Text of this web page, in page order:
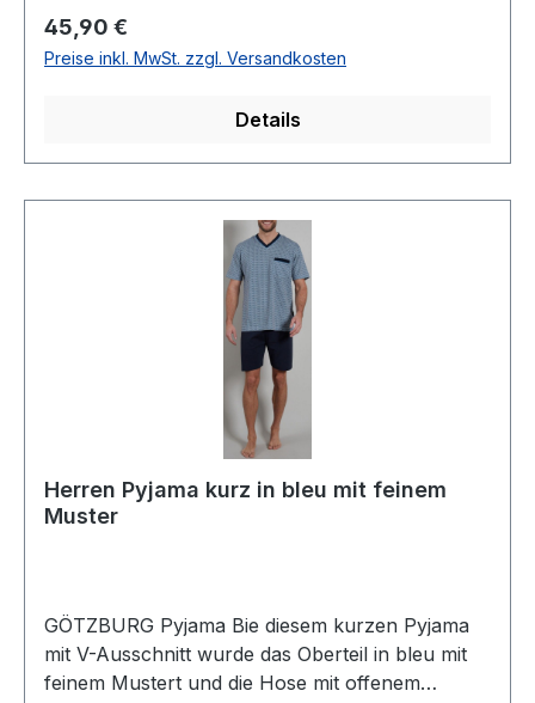
Ansprüche an Qualität und PassformUVP=49,99
/ UNSER PREIS=45,90 (ohne Übergröße)Dieser
Artikel ist aus hygienischen Gründen vom
meliertFarbe Hose: Uni BlauAusschnitt:
RundPassform: NormalMit BrusttascheOhne
BeinabschlussTrocknergeeignet100 %
Baumwolle Single JerseyKLIMA
AKTIVVerpackung: Polybeutel60°
waschbarArtikel Nr.: 451840Farbe: 0621
Regulärer Preis:
45,90 €
Preise inkl. MwSt. zzgl. Versandkosten
Details
Herren Pyjama kurz in bleu mit feinem
Muster
GÖTZBURG Pyjama Bie diesem kurzen Pyjama
mit V-Ausschnitt wurde das Oberteil in bleu mit
feinem Mustert und die Hose mit offenem